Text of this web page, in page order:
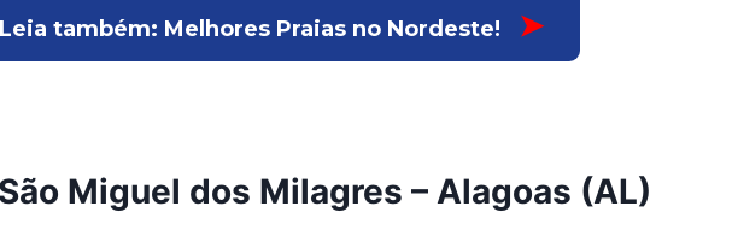
Leia também: Melhores Praias no Nordeste! ➤
Miguel dos Milagres – Alagoas (AL)